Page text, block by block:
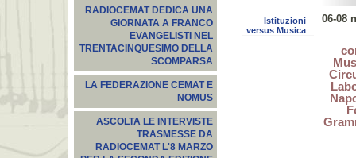
RADIOCEMAT DEDICA UNA
GIORNATA A FRANCO
EVANGELISTI NEL
TRENTACINQUESIMO DELLA
SCOMPARSA
LA FEDERAZIONE CEMAT E
NOMUS
ASCOLTA LE INTERVISTE
TRASMESSE DA
RADIOCEMAT L'8 MARZO
Istituzioni
versus Musica
06-08